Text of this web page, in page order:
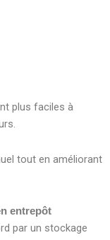
plus faciles à
tout en améliorant
entrepôt
par un stockage